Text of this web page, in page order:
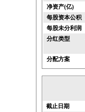
净资产(亿)
每股资本公积
每股未分利润
分红类型
分配方案
截止日期